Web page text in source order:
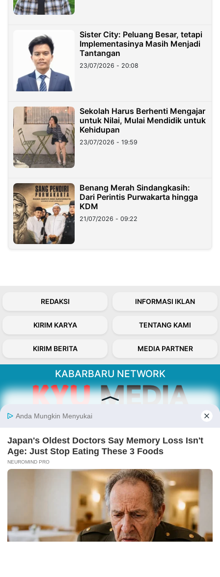
Sister City: Peluang Besar, tetapi
Implementasinya Masih Menjadi
Tantangan
23/07/2026 - 20:08
Sekolah Harus Berhenti Mengajar
untuk Nilai, Mulai Mendidik untuk
Kehidupan
23/07/2026 - 19:59
Benang Merah Sindangkasih:
Dari Perintis Purwakarta hingga
KDM
21/07/2026 - 09:22
REDAKSI INFORMASI IKLAN
KIRIM KARYA TENTANG KAMI
KIRIM BERITA MEDIA PARTNER
KABARBARU NETWORK
Kabarbaru.co menyajikan berita aktual dan
inspiratif dari sudut pandang berbaik sangka
Follow Kabarbaru